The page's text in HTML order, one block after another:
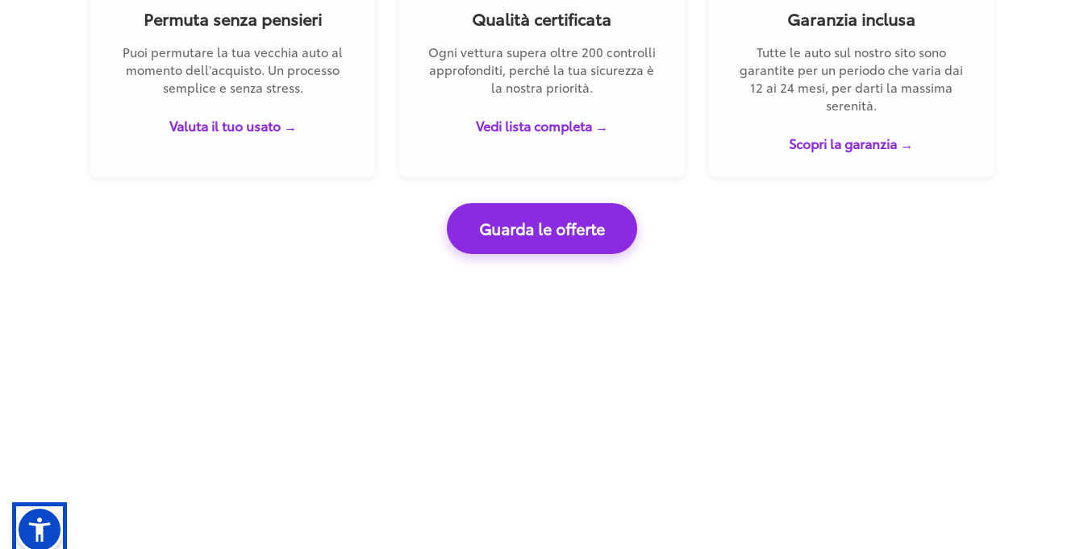
Permuta senza pensieri
Puoi permutare la tua vecchia auto al
momento dell'acquisto. Un processo
semplice e senza stress.
Valuta il tuo usato →
Qualità certificata
Ogni vettura supera oltre 200 controlli
approfonditi, perché la tua sicurezza è
la nostra priorità.
Vedi lista completa →
Garanzia inclusa
Tutte le auto sul nostro sito sono
garantite per un periodo che varia dai
12 ai 24 mesi, per darti la massima
serenità.
Scopri la garanzia →
Guarda le offerte